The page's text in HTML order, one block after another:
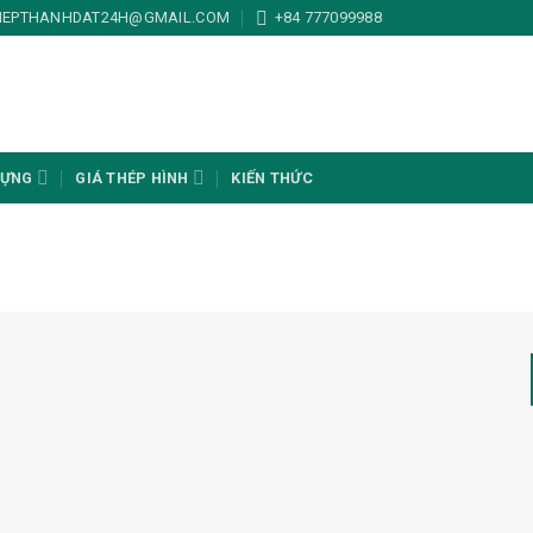
+84 777099988
GIÁ THÉP HÌNH KIẾN THỨC